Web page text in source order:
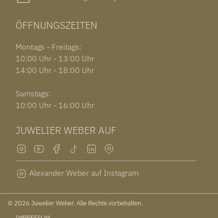
ÖFFNUNGSZEITEN
Montags - Freitags:
10:00 Uhr - 13:00 Uhr
14:00 Uhr - 18:00 Uhr
Samstags:
10:00 Uhr - 16:00 Uhr
JUWELIER WEBER AUF
Alexander Weber auf Instagram
© 2026 Juwelier Weber. Alle Rechte vorbehalten.